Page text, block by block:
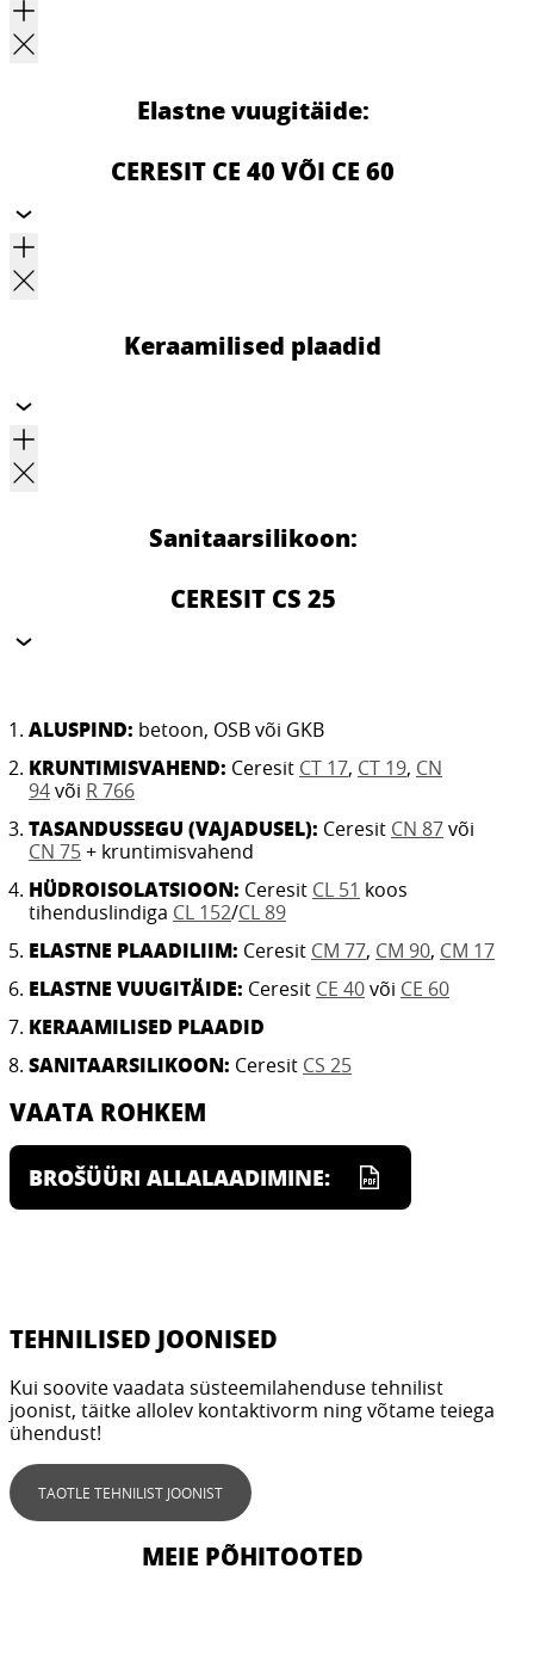
Elastne vuugitäide:
CERESIT CE 40 VÕI CE 60
Keraamilised plaadid
Sanitaarsilikoon:
CERESIT CS 25
ALUSPIND: betoon, OSB või GKB
KRUNTIMISVAHEND: Ceresit CT 17, CT 19, CN
94või R 766
TASANDUSSEGU (VAJADUSEL): Ceresit CN 87või
CN 75+ kruntimisvahend
HÜDROISOLATSIOON: Ceresit CL 51 koos
tihenduslindiga CL 152/CL 89
ELASTNE PLAADILIIM: Ceresit CM 77, CM 90, CM 17
ELASTNE VUUGITÄIDE: Ceresit CE 40või CE 60
KERAAMILISED PLAADID
SANITAARSILIKOON: Ceresit CS 25
VAATA ROHKEM
BROŠÜÜRI ALLALAADIMINE:
TEHNILISED JOONISED
Kui soovite vaadata süsteemilahenduse tehnilist
joonist, täitke allolev kontaktivorm ning võtame teiega
ühendust!
TAOTLE TEHNILIST JOONIST
MEIE PÕHITOOTED